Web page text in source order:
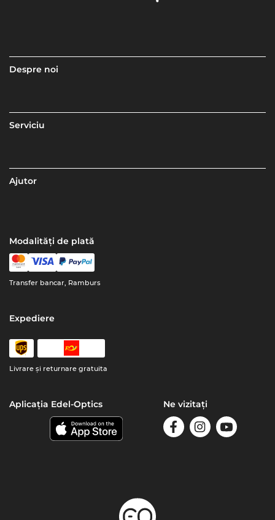
Despre noi
Serviciu
Ajutor
Modalități de plată
Transfer bancar, Ramburs
Expediere
Livrare şi returnare gratuita
Aplicația Edel-Optics Ne vizitați